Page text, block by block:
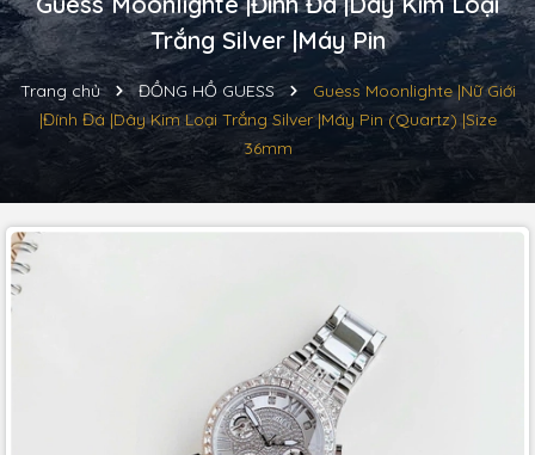
Trắng Silver |Máy Pin
Trang chủ ĐỒNG HỒ GUESS
Guess Moonlighte |Nữ Giới
|Đính Đá |Dây Kim Loại Trắng Silver |Máy Pin (Quartz) |Size
36mm